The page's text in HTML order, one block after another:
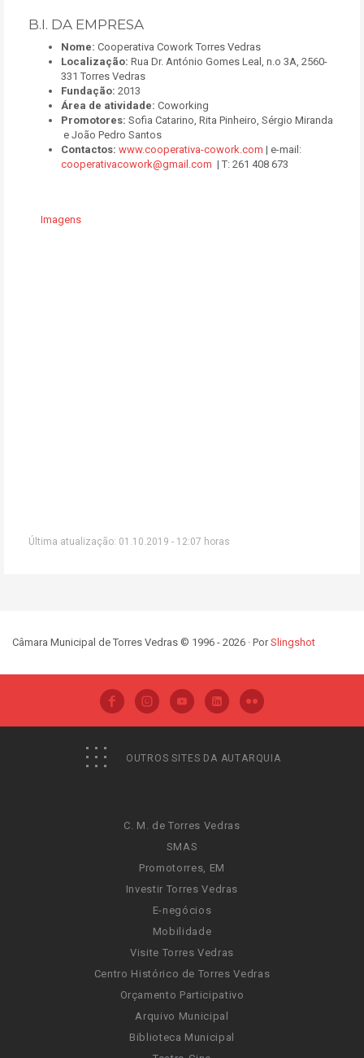
B.I. DA EMPRESA
Nome: Cooperativa Cowork Torres Vedras
Localização: Rua Dr. António Gomes Leal, n.o 3A, 2560-
331 Torres Vedras
Fundação: 2013
Área de atividade: Coworking
Promotores: Sofia Catarino, Rita Pinheiro, Sérgio Miranda
e João Pedro Santos
Contactos: www.cooperativa-cowork.com | e-mail:
cooperativacowork@gmail.com | T: 261 408 673
Imagens
Última atualização: 01.10.2019 - 12:07 horas
Câmara Municipal de Torres Vedras © 1996 - 2026 · PorSlingshot
OUTROS SITES DA AUTARQUIA
C. M. de Torres Vedras
SMAS
Promotorres, EM
Investir Torres Vedras
E-negócios
Mobilidade
Visite Torres Vedras
Centro Histórico de Torres Vedras
Orçamento Participativo
Arquivo Municipal
Biblioteca Municipal